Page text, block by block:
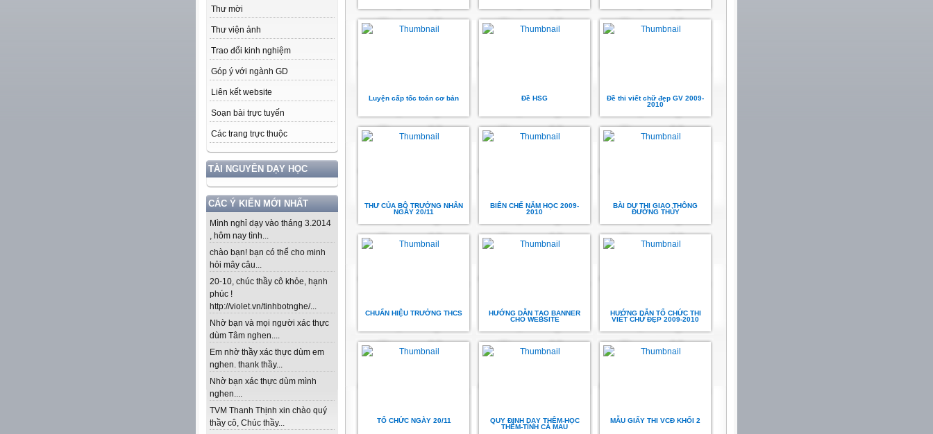
Thư mời
Thư viện ảnh
Trao đổi kinh nghiệm
Góp ý với ngành GD
Liên kết website
Soạn bài trực tuyến
Các trang trực thuộc
TÀI NGUYÊN DẠY HỌC
CÁC Ý KIẾN MỚI NHẤT
Mình nghỉ dạy vào tháng 3.2014
, hôm nay tình...
chào bạn! bạn có thể cho minh
hỏi mây câu...
20-10, chúc thầy cô khỏe, hạnh
phúc !
http://violet.vn/tinhbotnghe/...
Nhờ bạn và mọi người xác thực
dùm Tâm nghen....
Em nhờ thầy xác thực dùm em
nghen. thank thầy...
Nhờ bạn xác thực dùm mình
nghen....
TVM Thanh Thịnh xin chào quý
thầy cô, Chúc thầy...
Luyện cấp tốc toán cơ bản Đề HSG
Đề thi viết chữ đẹp GV 2009-
2010
THƯ CỦA BỘ TRƯỞNG NHÂN
NGÀY 20/11
BIÊN CHẾ NĂM HỌC 2009-
2010
BÀI DỰ THI GIAO THÔNG
ĐƯỜNG THỦY
CHUẨN HIỆU TRƯỞNG THCS
HƯỚNG DẪN TẠO BANNER
CHO WEBSITE
HƯỚNG DẪN TỔ CHỨC THI
VIẾT CHỮ ĐẸP 2009-2010
TỔ CHỨC NGÀY 20/11
QUY ĐỊNH DẠY THÊM-HỌC
THÊM-TỈNH CÀ MAU
MẪU GIẤY THI VCĐ KHỐI 2